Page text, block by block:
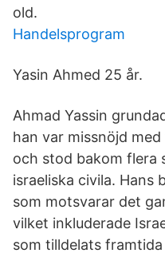
old.
Handelsprogram
Yasin Ahmed 25 år.
Ahmad Yassin
han var missnöjd
och stod bakom flera
israeliska civila. Hans
som motsvarar det
vilket inkluderade
som tilldelats